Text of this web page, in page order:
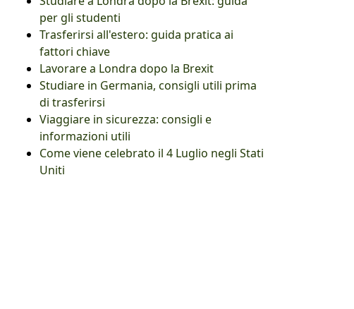
per gli studenti
Trasferirsi all'estero: guida pratica ai
fattori chiave
Lavorare a Londra dopo la Brexit
Studiare in Germania, consigli utili prima
di trasferirsi
Viaggiare in sicurezza: consigli e
informazioni utili
Come viene celebrato il 4 Luglio negli Stati
Uniti